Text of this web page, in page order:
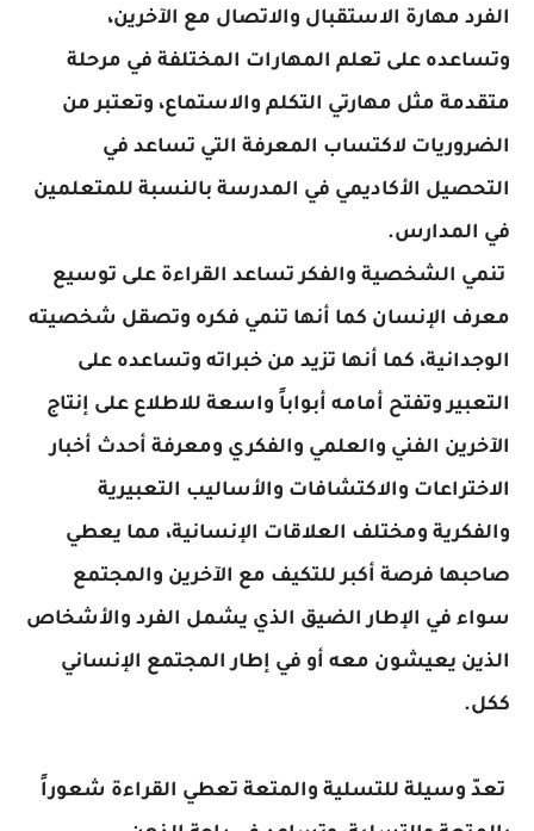
الفرد مهارة الاستقبال والاتصال مع الآخرين،
وتساعده على تعلم المهارات المختلفة في مرحلة
متقدمة مثل مهارتي التكلم والاستماع، وتعتبر من
الضروريات لاكتساب المعرفة التي تساعد في
التحصيل الأكاديمي في المدرسة بالنسبة للمتعلمين
في المدارس.
تنمي الشخصية والفكر تساعد القراءة على توسيع
معرف الإنسان كما أنها تنمي فكره وتصقل شخصيته
الوجدانية، كما أنها تزيد من خبراته وتساعده على
التعبير وتفتح أمامه أبواباً واسعة للاطلاع على إنتاج
الآخرين الفني والعلمي والفكري ومعرفة أحدث أخبار
الاختراعات والاكتشافات والأساليب التعبيرية
والفكرية ومختلف العلاقات الإنسانية، مما يعطي
صاحبها فرصة أكبر للتكيف مع الآخرين والمجتمع
سواء في الإطار الضيق الذي يشمل الفرد والأشخاص
الذين يعيشون معه أو في إطار المجتمع الإنساني
ككل.
تعدّ وسيلة للتسلية والمتعة تعطي القراءة شعوراً